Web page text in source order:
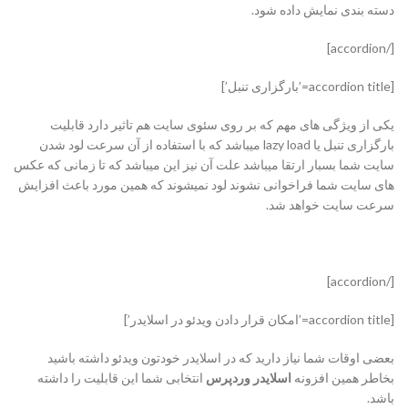
دسته بندی نمایش داده شود.
[/accordion]
[accordion title=’بارگزاری تنبل’]
یکی از ویژگی های مهم که بر روی سئوی سایت هم تاثیر دارد قابلیت
بارگزاری تنبل یا lazy load میباشد که با استفاده از آن سرعت لود شدن
سایت شما بسبار ارتقا میباشد علت آن نیز این میباشد که تا زمانی که عکس
های سایت شما فراخوانی نشوند لود نمیشوند که همین مورد باعث افزایش
سرعت سایت خواهد شد.
[/accordion]
[accordion title=’امکان قرار دادن ویدئو در اسلایدر’]
بعضی اوقات شما نیاز دارید که در اسلایدر خودتون ویدئو داشته باشید
بخاطر همین افزونه اسلایدر وردپرس انتخابی شما این قابلیت را داشته
باشد.